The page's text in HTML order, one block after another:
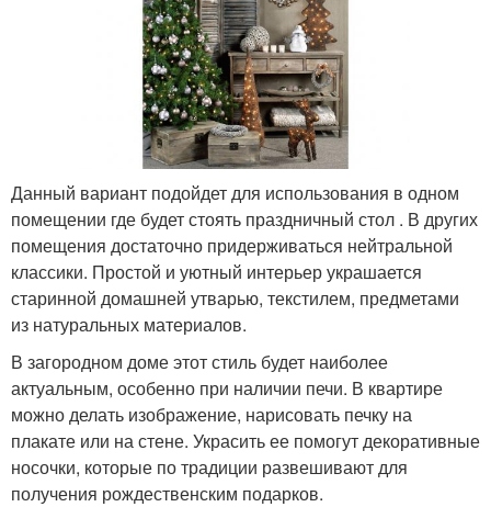
Данный вариант подойдет для использования в одном
помещении где будет стоять праздничный стол . В других
помещения достаточно придерживаться нейтральной
классики. Простой и уютный интерьер украшается
старинной домашней утварью, текстилем, предметами
из натуральных материалов.
В загородном доме этот стиль будет наиболее
актуальным, особенно при наличии печи. В квартире
можно делать изображение, нарисовать печку на
плакате или на стене. Украсить ее помогут декоративные
носочки, которые по традиции развешивают для
получения рождественским подарков.